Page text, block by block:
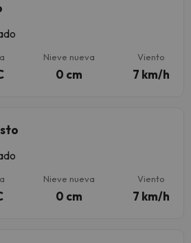
Nieve nueva
0 cm
Viento
7 km/h
Nieve nueva
0 cm
Viento
7 km/h